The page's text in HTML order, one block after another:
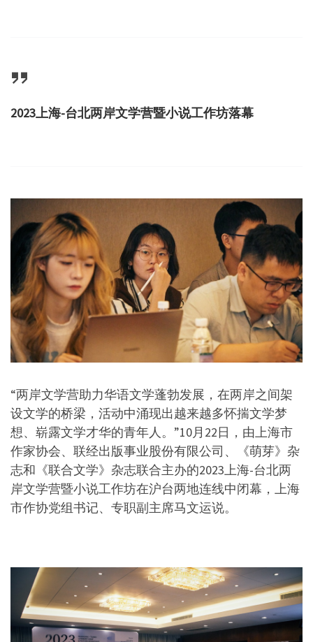
2023上海-台北两岸文学营暨小说工作坊落幕
“两岸文学营助力华语文学蓬勃发展，在两岸之间架
设文学的桥梁，活动中涌现出越来越多怀揣文学梦
想、崭露文学才华的青年人。”10月22日，由上海市
作家协会、联经出版事业股份有限公司、《萌芽》杂
志和《联合文学》杂志联合主办的2023上海-台北两
岸文学营暨小说工作坊在沪台两地连线中闭幕，上海
市作协党组书记、专职副主席马文运说。